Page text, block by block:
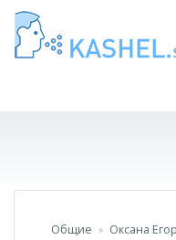
Общие Оксана